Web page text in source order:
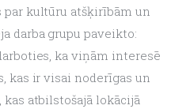
kultūru atšķirībām un
darba grupu paveikto:
ka viņām interesē
kas ir visai noderīgas un
kas atbilstošajā lokācijā